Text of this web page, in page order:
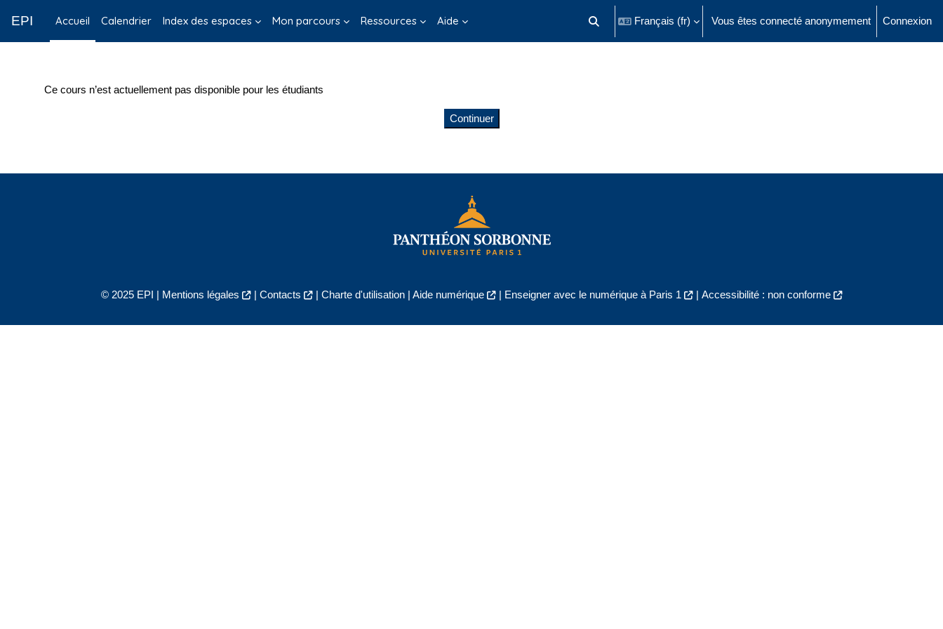
EPI Accueil Calendrier Index des espaces Mon parcours Ressources Aide Activer/désactiver la saisie de recherche
Français ‎(fr)‎ Vous êtes connecté anonymement Connexion
Ce cours n’est actuellement pas disponible pour les étudiants
Continuer
© 2025 EPI | Mentions légales | Contacts | Charte d'utilisation| Aide numérique | Enseigner avec le numérique à Paris 1 | Accessibilité : non conforme